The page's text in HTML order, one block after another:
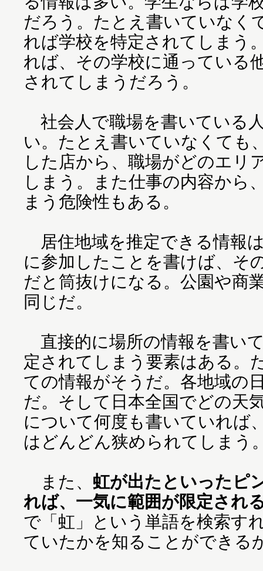
だろう。たとえ書いていなく
れば学校を特定されてしまう
れば、その学校に通っている
されてしまうだろう。
社会人で職場を書いている
い。たとえ書いていなくても
した店から、職場がどのエリ
しまう。また仕事の内容から
まう危険性もある。
居住地域を推定できる情報
に参加したことを書けば、そ
だと筒抜けになる。公園や商
同じだ。
直接的に場所の情報を書い
定されてしまう要素はある。
ての情報がそうだ。各地域の
だ。そして日本全国でどの天
について何度も書いていれば
はどんどん狭められてしまう
また、 虹が出たといったピ
れば、一気に範囲が限定され
で「虹」という単語を検索す
ていたかを知ることができる